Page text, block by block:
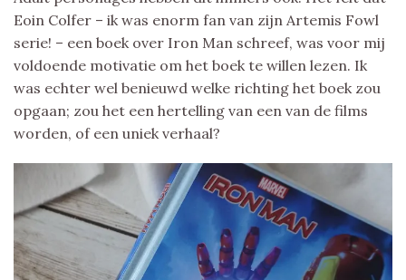
Eoin Colfer – ik was enorm fan van zijn Artemis Fowl
serie! – een boek over Iron Man schreef, was voor mij
voldoende motivatie om het boek te willen lezen. Ik
was echter wel benieuwd welke richting het boek zou
opgaan; zou het een hertelling van een van de films
worden, of een uniek verhaal?